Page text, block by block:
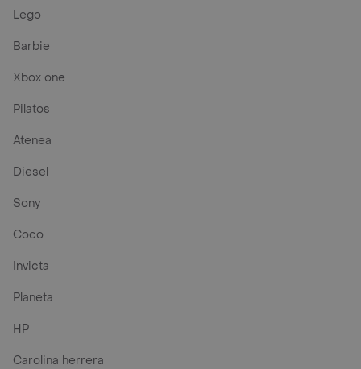
Lego
Barbie
Xbox one
Pilatos
Atenea
Diesel
Sony
Coco
Invicta
Planeta
HP
Carolina herrera